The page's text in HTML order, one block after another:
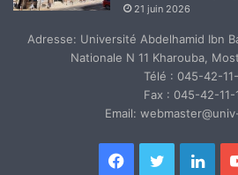
21 juin 2026
Adresse: Université Abdelhamid Ibn
Nationale N 11 Kharouba,
Télé : 045-42-
Fax : 045-42-11-
Email:
Facebook
Twitter